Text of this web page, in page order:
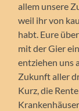
allem unsere
weil ihr von
habt. Eure
mit der Gier
entziehen uns
Zukunft aller
Kurz, die